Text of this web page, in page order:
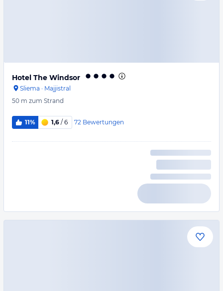
Hotel The Windsor
Sliema · Majjistral
50 m zum Strand
11% 1,6 / 6 72 Bewertungen